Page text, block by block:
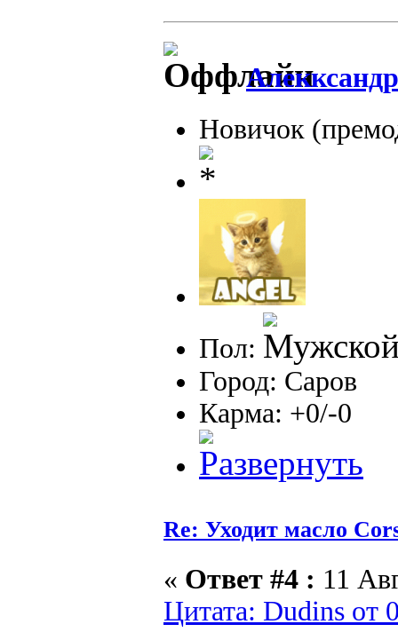
Новичок
Пол:
Город: Саров
Карма: +0/-0
Re: Уходит масло
« Ответ #4 : 11
Цитата: Dudins от